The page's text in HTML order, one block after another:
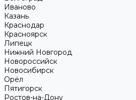
Иваново
Казань
Краснодар
Красноярск
Липецк
Нижний Новгород
Новороссийск
Новосибирск
Орёл
Пятигорск
Ростов-на-Дону